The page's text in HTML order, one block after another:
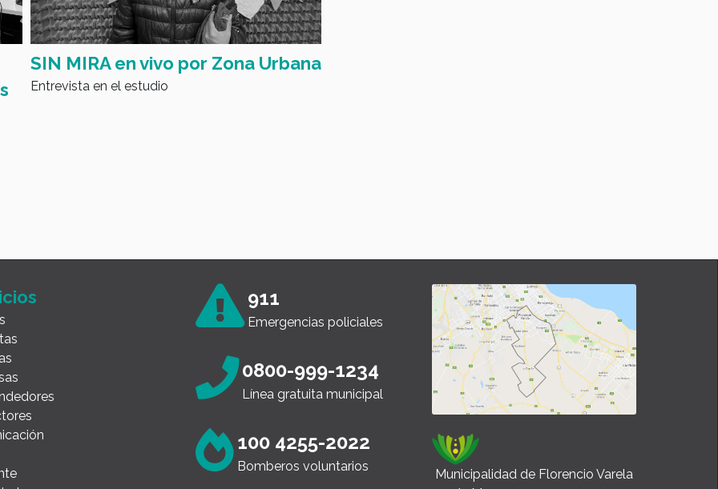
SIN MIRA en vivo por Zona Urbana
Entrevista en el estudio
911
Emergencias policiales
0800-999-1234
Línea gratuita municipal
100 4255-2022
Bomberos voluntarios
Municipalidad de Florencio Varela